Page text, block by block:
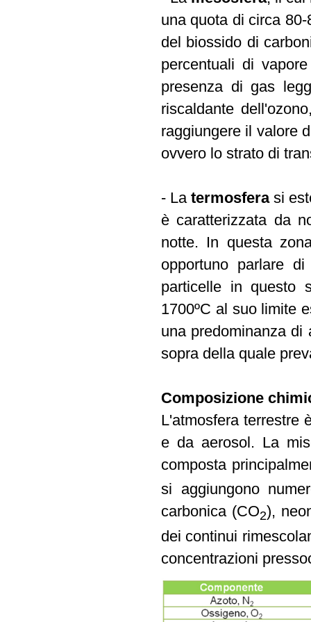
una quota di circa
del biossido di
percentuali di
presenza di gas
riscaldante
raggiungere il valore
ovvero lo strato di
- Latermosferasi
è caratterizzata da
notte. In questa
opportuno parlare
particelle in questo
1700ºC al suo limite
una predominanza
sopra della quale
Composizione
L'atmosfera terrestre
e da aerosol. La
composta
si aggiungono
carbonica (CO2),
dei continui
concentrazioni